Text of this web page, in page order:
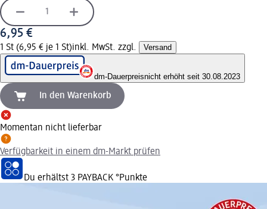
6,95 €
1 St (6,95 € je 1 St)inkl. MwSt. zzgl. Versand
dm-Dauerpreisnicht erhöht seit 30.08.2023
In den Warenkorb
Momentan nicht lieferbar
Verfügbarkeit in einem dm-Markt prüfen
Du erhältst 3 PAYBACK °Punkte